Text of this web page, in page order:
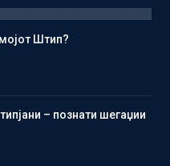
Штип?
– познати шегаџии